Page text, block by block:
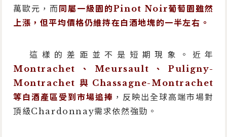
萬歐元，而同屬一級園的Pinot Noir葡萄園雖然
上漲，但平均價格仍維持在白酒地塊的一半左右。
這樣的差距並不是短期現象。近年
Montrachet、Meursault、Puligny-
Montrachet與Chassagne-Montrachet
等白酒產區受到市場追捧 ，反映出全球高端市場對
頂級Chardonnay需求依然強勁。